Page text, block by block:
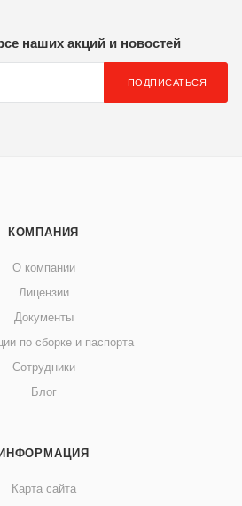
наших акций и новостей
ПОДПИСАТЬСЯ
КОМПАНИЯ
О компании
Лицензии
Документы
по сборке и паспорта
Сотрудники
Блог
ИНФОРМАЦИЯ
Карта сайта